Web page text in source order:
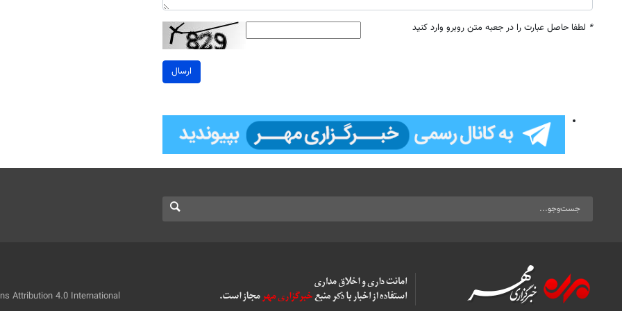
* لطفا حاصل عبارت را در جعبه متن روبرو وارد کنید
ارسال
Attribution 4.0 International